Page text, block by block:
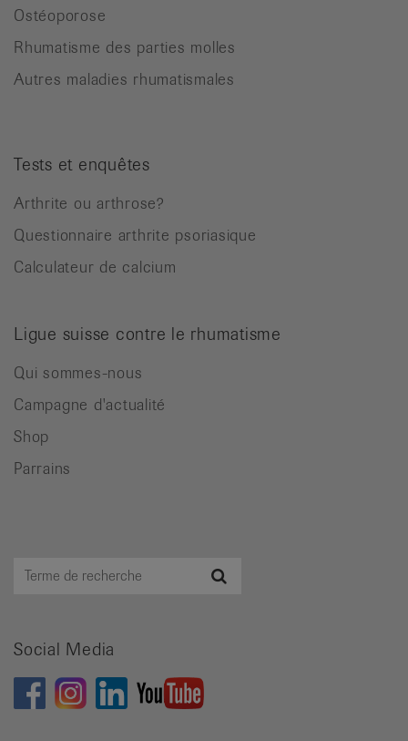
Ostéoporose
Rhumatisme des parties molles
Autres maladies rhumatismales
Tests et enquêtes
Arthrite ou arthrose?
Questionnaire arthrite psoriasique
Calculateur de calcium
Ligue suisse contre le rhumatisme
Qui sommes-nous
Campagne d'actualité
Shop
Parrains
Terme
Social Media